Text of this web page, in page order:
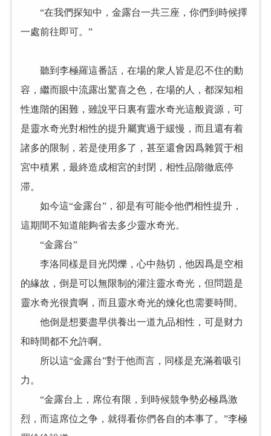
“在我們探知中，金露台一共三座，你們到時候擇
一處前往即可。”
聽到李極羅這番話，在場的衆人皆是忍不住的動
容，繼而眼中流露出驚喜之色，在場的人，都深知相
性進階的困難，雖說平日裏有靈水奇光這般資源，可
是靈水奇光對相性的提升屬實過于緩慢，而且還有着
諸多的限制，若是使用多了，甚至還會因爲雜質于相
宮中積累，最終造成相宮的封閉，相性品階徹底停
滞。
如今這“金露台”，卻是有可能令他們相性提升，
這期間不知道能夠省去多少靈水奇光。
“金露台”
李洛同樣是目光閃爍，心中熱切，他因爲是空相
的緣故，倒是可以無限制的灌注靈水奇光，但問題是
靈水奇光很貴啊，而且靈水奇光的煉化也需要時間。
他倒是想要盡早供養出一道九品相性，可是财力
和時間都不允許啊。
所以這“金露台”對于他而言，同樣是充滿着吸引
力。
“金露台上，席位有限，到時候競争勢必極爲激
烈，而這席位之争，就得看你們各自的本事了。”李極